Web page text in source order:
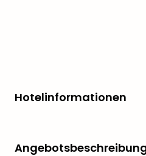
Hotelinformationen